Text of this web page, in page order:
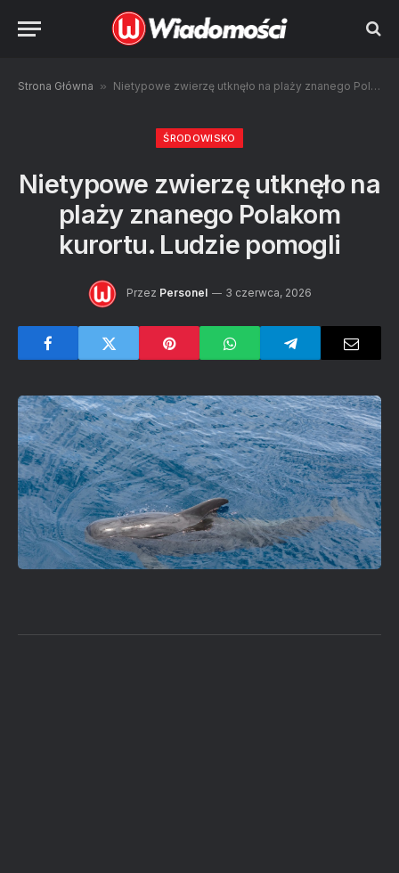
Strona Główna » Nietypowe zwierzę utknęło na plaży znanego Polakom kurortu. Ludzie pomogli
ŚRODOWISKO
Nietypowe zwierzę utknęło na
plaży znanego Polakom
kurortu. Ludzie pomogli
Przez Personel 3 czerwca, 2026